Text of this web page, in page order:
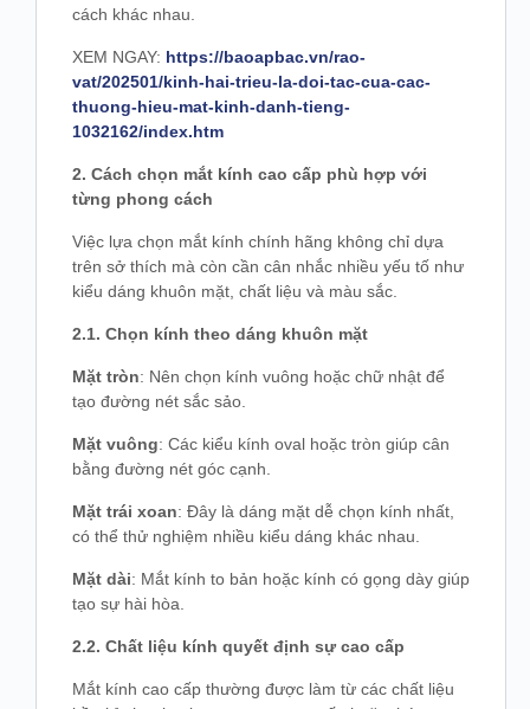
cách khác nhau.
XEM NGAY: https://baoapbac.vn/rao-
vat/202501/kinh-hai-trieu-la-doi-tac-cua-cac-
thuong-hieu-mat-kinh-danh-tieng-
1032162/index.htm
2. Cách chọn mắt kính cao cấp phù hợp với
từng phong cách
Việc lựa chọn mắt kính chính hãng không chỉ dựa
trên sở thích mà còn cần cân nhắc nhiều yếu tố như
kiểu dáng khuôn mặt, chất liệu và màu sắc.
2.1. Chọn kính theo dáng khuôn mặt
Mặt tròn: Nên chọn kính vuông hoặc chữ nhật để
tạo đường nét sắc sảo.
Mặt vuông: Các kiểu kính oval hoặc tròn giúp cân
bằng đường nét góc cạnh.
Mặt trái xoan: Đây là dáng mặt dễ chọn kính nhất,
có thể thử nghiệm nhiều kiểu dáng khác nhau.
Mặt dài: Mắt kính to bản hoặc kính có gọng dày giúp
tạo sự hài hòa.
2.2. Chất liệu kính quyết định sự cao cấp
Mắt kính cao cấp thường được làm từ các chất liệu